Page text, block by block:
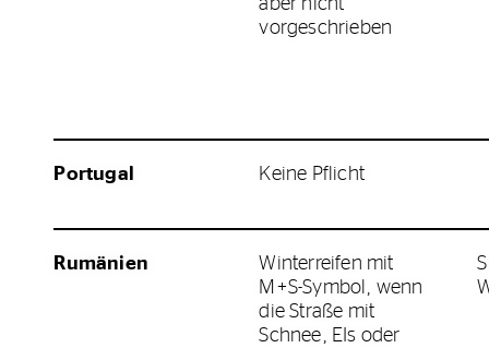
aber nicht
vorgeschrieben
Portugal Keine Pflicht
Rumänien
Winterreifen mit
M+S-Symbol, wenn
die Straße mit
Schnee, EIs oder